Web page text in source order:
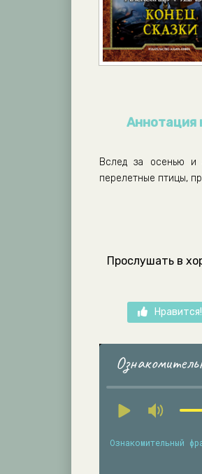
Аннотация
Вслед за осенью и
перелетные птицы,
Прослушать в
Нравится!
Ознакомительный